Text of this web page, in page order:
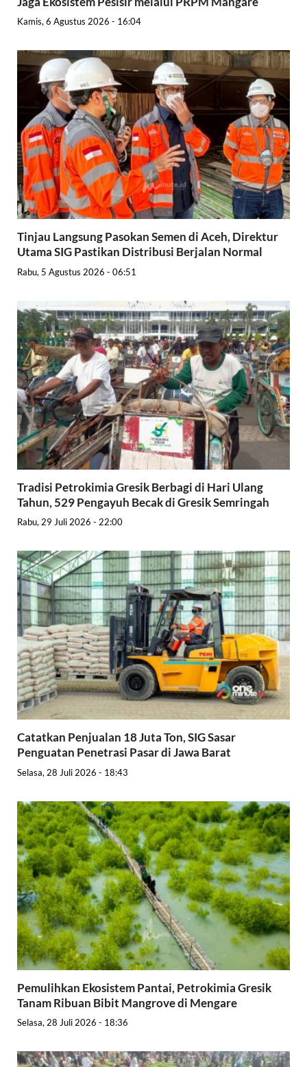
Kamis, 6 Agustus 2026 - 16:04
Tinjau Langsung Pasokan Semen di Aceh, Direktur
Utama SIG Pastikan Distribusi Berjalan Normal
Rabu, 5 Agustus 2026 - 06:51
Tradisi Petrokimia Gresik Berbagi di Hari Ulang
Tahun, 529 Pengayuh Becak di Gresik Semringah
Rabu, 29 Juli 2026 - 22:00
Catatkan Penjualan 18 Juta Ton, SIG Sasar
Penguatan Penetrasi Pasar di Jawa Barat
Selasa, 28 Juli 2026 - 18:43
Pemulihkan Ekosistem Pantai, Petrokimia Gresik
Tanam Ribuan Bibit Mangrove di Mengare
Selasa, 28 Juli 2026 - 18:36